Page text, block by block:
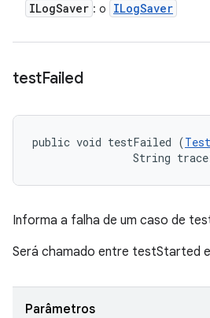
ILogSaver : o ILogSaver
testFailed
public void testFailed (
String
Informa a falha de um caso de
Será chamado entre testStarted
Parâmetros